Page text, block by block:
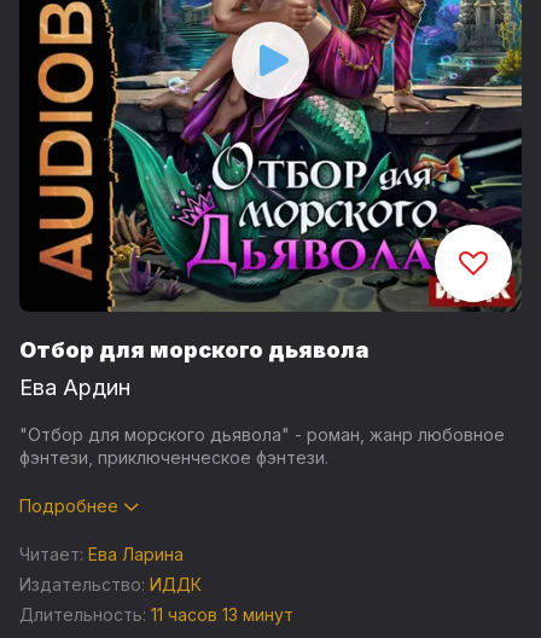
Отбор для морского дьявола
Ева Ардин
"Отбор для морского дьявола" - роман, жанр любовное
фэнтези, приключенческое фэнтези.
Приезд в столицу за разрешением на развод не
раненого рыбохвоста, а я их не очень-то люблю. Ладно,
очень не люблю. Во-вторых, король сообщил, что раз я
теперь свободная женщина, то обязана принять участие
в отборе невест для морского дьявола. Так его только
Подробнее
Читает: Ева Ларина
Издательство: ИДДК
Длительность: 11 часов 13 минут